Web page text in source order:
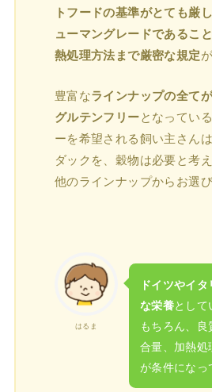
トフードの基準がとても厳
ューマングレードであるこ
熱処理方法まで厳密な規定
豊富なラインナップの全て
グルテンフリーとなってい
ーを希望される飼い主さん
ダックを、穀物は必要と考
他のラインナップからお選
はるま
ドイツやイ
な栄養として
もちろん、
合量、加熱処
が条件になっ